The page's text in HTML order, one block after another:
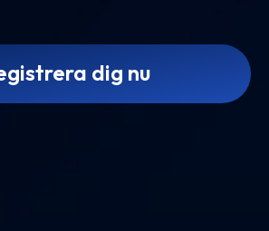
dig nu